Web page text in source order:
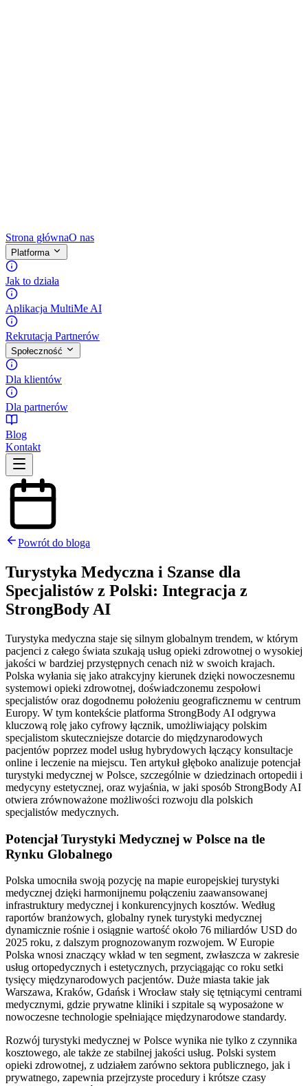
Strona głównaO nas
Platforma
Jak to działa
Aplikacja MultiMe AI
Rekrutacja Partnerów
Społeczność
Dla klientów
Dla partnerów
Blog
Kontakt
Powrót do bloga
Turystyka Medyczna i Szanse dla
Specjalistów z Polski: Integracja z
StrongBody AI
Turystyka medyczna staje się silnym globalnym trendem, w którym
pacjenci z całego świata szukają usług opieki zdrowotnej o wysokiej
jakości w bardziej przystępnych cenach niż w swoich krajach.
Polska wyłania się jako atrakcyjny kierunek dzięki nowoczesnemu
systemowi opieki zdrowotnej, doświadczonemu zespołowi
specjalistów oraz dogodnemu położeniu geograficznemu w centrum
Europy. W tym kontekście platforma StrongBody AI odgrywa
kluczową rolę jako cyfrowy łącznik, umożliwiający polskim
specjalistom skuteczniejsze dotarcie do międzynarodowych
pacjentów poprzez model usług hybrydowych łączący konsultacje
online i leczenie na miejscu. Ten artykuł głęboko analizuje potencjał
turystyki medycznej w Polsce, szczególnie w dziedzinach ortopedii i
medycyny estetycznej, oraz wyjaśnia, w jaki sposób StrongBody AI
otwiera zrównoważone możliwości rozwoju dla polskich
specjalistów medycznych.
Potencjał Turystyki Medycznej w Polsce na tle
Rynku Globalnego
Polska umocniła swoją pozycję na mapie europejskiej turystyki
medycznej dzięki harmonijnemu połączeniu zaawansowanej
infrastruktury medycznej i konkurencyjnych kosztów. Według
raportów branżowych, globalny rynek turystyki medycznej
dynamicznie rośnie i osiągnie wartość około 76 miliardów USD do
2025 roku, z dalszym prognozowanym rozwojem. W Europie
Polska wnosi znaczący wkład w ten segment, zwłaszcza w zakresie
usług ortopedycznych i estetycznych, przyciągając co roku setki
tysięcy międzynarodowych pacjentów. Duże miasta takie jak
Warszawa, Kraków, Gdańsk i Wrocław stały się tętniącymi centrami
medycznymi, gdzie prywatne kliniki i szpitale są wyposażone w
nowoczesne technologie spełniające międzynarodowe standardy.
Rozwój turystyki medycznej w Polsce wynika nie tylko z czynnika
kosztowego, ale także ze stabilnej jakości usług. Polski system
opieki zdrowotnej, z udziałem zarówno sektora publicznego, jak i
prywatnego, zapewnia przejrzyste procedury i krótsze czasy